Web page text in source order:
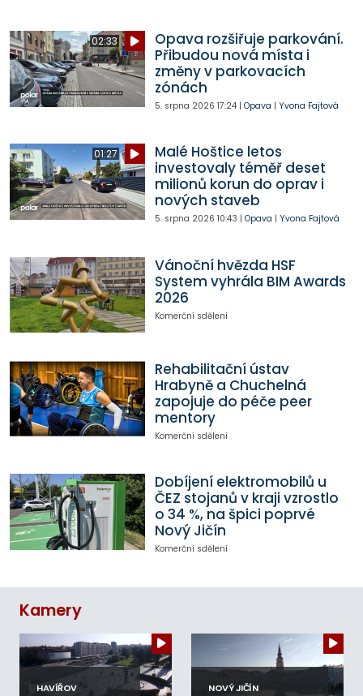
02:33
Opava rozšiřuje parkování.
Přibudou nová místa i
změny v parkovacích
zónách
5. srpna 2026 17:24| Opava | Yvona Fajtová
01:27
Malé Hoštice letos
investovaly téměř deset
milionů korun do oprav i
nových staveb
5. srpna 2026 10:43 | Opava | Yvona Fajtová
Vánoční hvězda HSF
System vyhrála BIM Awards
2026
Komerční sdělení
Rehabilitační ústav
Hrabyně a Chuchelná
zapojuje do péče peer
mentory
Komerční sdělení
Dobíjení elektromobilů u
ČEZ stojanů v kraji vzrostlo
o 34 %, na špici poprvé
Nový Jičín
Komerční sdělení
Kamery
HAVÍŘOV NOVÝ JIČÍN